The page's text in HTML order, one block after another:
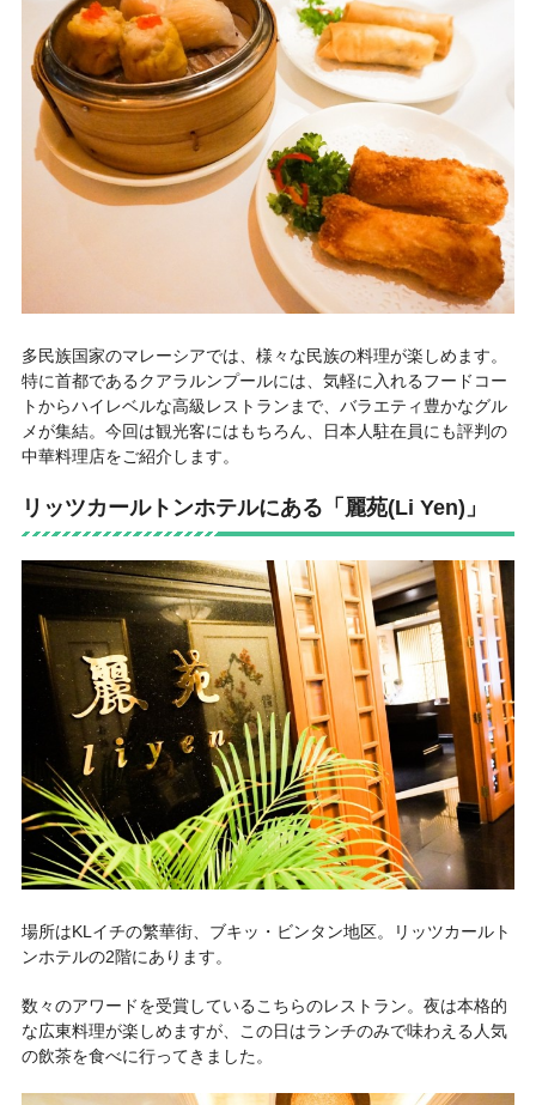
多民族国家のマレーシアでは、様々な民族の料理が楽しめます。
特に首都であるクアラルンプールには、気軽に入れるフードコー
トからハイレベルな高級レストランまで、バラエティ豊かなグル
メが集結。今回は観光客にはもちろん、日本人駐在員にも評判の
中華料理店をご紹介します。
リッツカールトンホテルにある「麗苑(Li Yen)」
場所はKLイチの繁華街、ブキッ・ビンタン地区。リッツカールト
ンホテルの2階にあります。
数々のアワードを受賞しているこちらのレストラン。夜は本格的
な広東料理が楽しめますが、この日はランチのみで味わえる人気
の飲茶を食べに行ってきました。